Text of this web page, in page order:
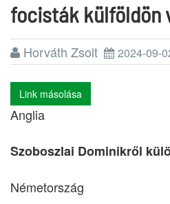
focisták külföldön
Horváth Zsolt 2024-09-
Link másolása
Anglia
Szoboszlai Dominikről
Németország